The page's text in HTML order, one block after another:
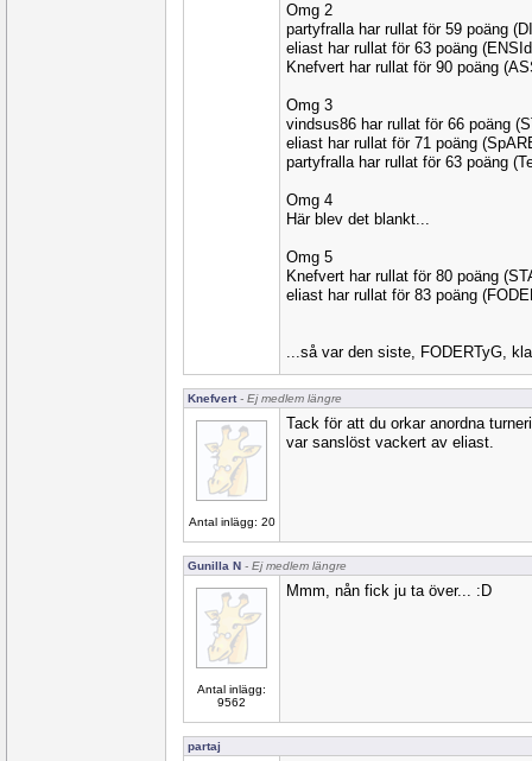
Omg 2
partyfralla har rullat för 59 poäng
eliast har rullat för 63 poäng
Knefvert har rullat för 90 poäng
Omg 3
vindsus86 har rullat för 66 poäng
eliast har rullat för 71 poäng
partyfralla har rullat för 63 poäng
Omg 4
Här blev det blankt...
Omg 5
Knefvert har rullat för 80 poäng
eliast har rullat för 83 poäng
...så var den siste, FODERTyG,
Knefvert- Ej medlem längre
Antal inlägg: 20
Tack för att du orkar anordna
var sanslöst vackert av eliast.
Gunilla N - Ej medlem längre
Antal inlägg:
9562
Mmm, nån fick ju ta över... :D
partaj